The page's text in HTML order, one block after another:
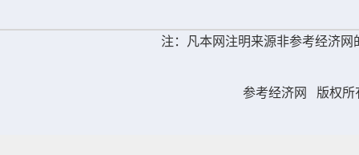
注：凡本网注明来源非参考经济
参考经济网 版权